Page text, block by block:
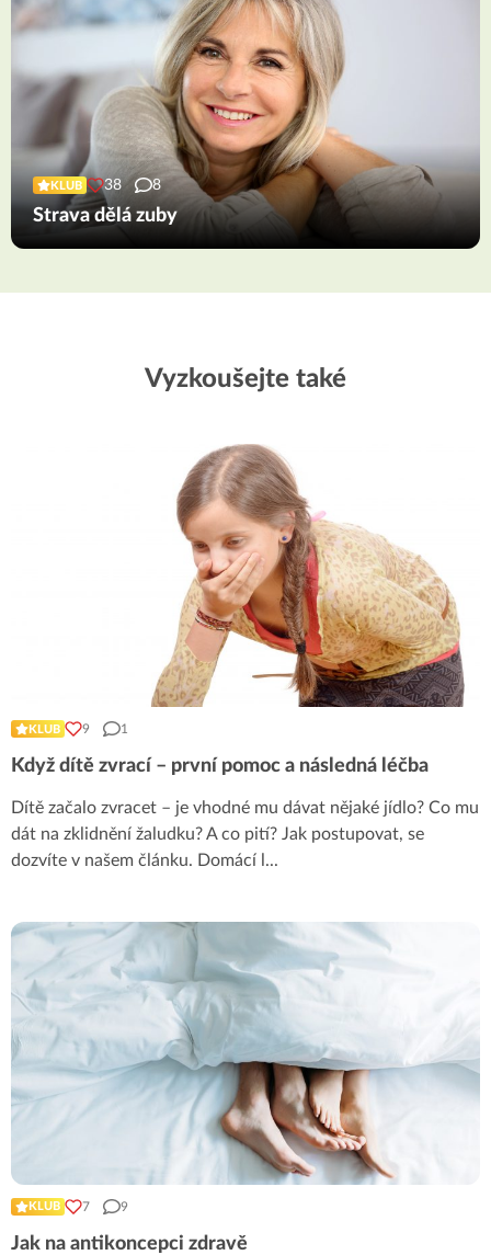
KLUB 38 8
Strava dělá zuby
Vyzkoušejte také
KLUB 9 1
Když dítě zvrací – první pomoc a následná léčba
Dítě začalo zvracet – je vhodné mu dávat nějaké jídlo? Co mu
dát na zklidnění žaludku? A co pití? Jak postupovat, se
dozvíte v našem článku. Domácí l ...
KLUB 7 9
Jak na antikoncepci zdravě